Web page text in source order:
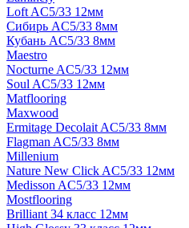
Loft AC5/33 12мм
Сибирь AC5/33 8мм
Кубань AC5/33 8мм
Maestro
Nocturne AC5/33 12мм
Soul AC5/33 12мм
Matflooring
Maxwood
Ermitage Decolait AC5/33 8мм
Flagman AC5/33 8мм
Millenium
Nature New Click AC5/33 12мм
Medisson AC5/33 12мм
Mostflooring
Brilliant 34 класс 12мм